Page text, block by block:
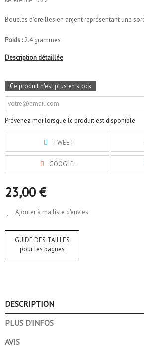
Boucles d'oreilles en argent représentant une
Poids :2.4 grammes
Description détaillée
Ce produit n'est plus en stock
Prévenez-moi lorsque le produit est disponible
TWEET
GOOGLE+
23,00 €
Ajouter à ma liste d'envies
GUIDE DES TAILLES
pour les bagues
DESCRIPTION
PLUS D'INFOS
AVIS